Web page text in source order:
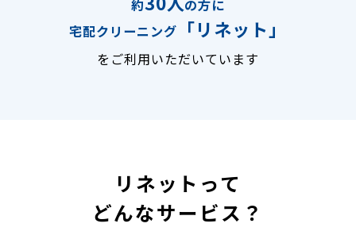
約
の方に
宅配クリーニング
「リネット」
をご利用いただいています
リネットって
どんなサービス？